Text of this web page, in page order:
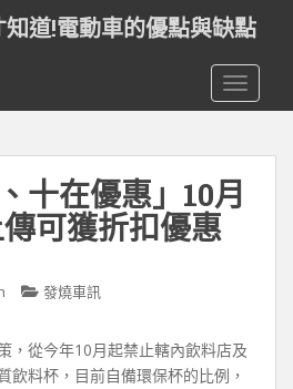
道!電動車的優點與缺點
十在優惠」10月
可獲折扣優惠
發燒車訊
，從今年10月起禁止轄內飲料店及
飲料杯，目前自備環保杯的比例，